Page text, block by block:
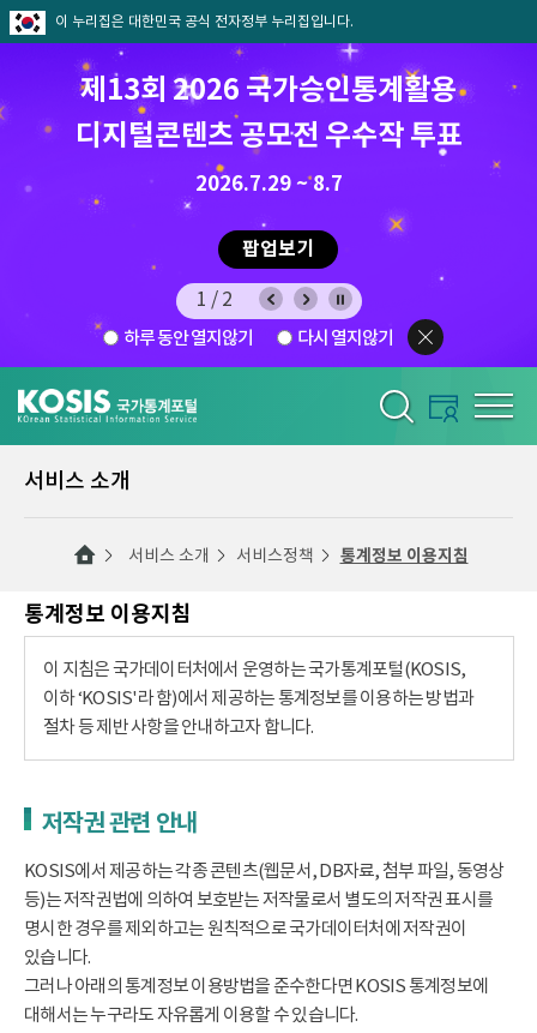
이 누리집은 대한민국 공식 전자정부 누리집입니다.
제13회 2026 국가승인통계활용
디지털콘텐츠 공모전 우수작 투표
2026.7.29 ~ 8.7
팝업보기
8.7.(금) ~ 8.21.(금)
1/2
하루 동안 열지않기 다시 열지않기
서비스 소개
서비스 소개 서비스정책 통계정보 이용지침
통계정보 이용지침
이 지침은 국가데이터처에서 운영하는 국가통계포털(KOSIS,
이하 ‘KOSIS'라 함)에서 제공하는 통계정보를 이용하는 방법과
절차 등 제반 사항을 안내하고자 합니다.
저작권 관련 안내
KOSIS에서 제공하는 각종 콘텐츠(웹문서, DB자료, 첨부 파일, 동영상
등)는 저작권법에 의하여 보호받는 저작물로서 별도의 저작권 표시를
명시한 경우를 제외하고는 원칙적으로 국가데이터처에 저작권이
있습니다.
그러나 아래의 통계정보 이용방법을 준수한다면 KOSIS 통계정보에
대해서는 누구라도 자유롭게 이용할 수 있습니다.